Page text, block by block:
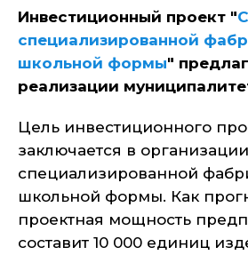
Инвестиционный проект "
специализированной
школьной формы"
реализации
Цель инвестиционного
заключается в
специализированной
школьной формы. Как
проектная мощность
составит 10 000 единиц